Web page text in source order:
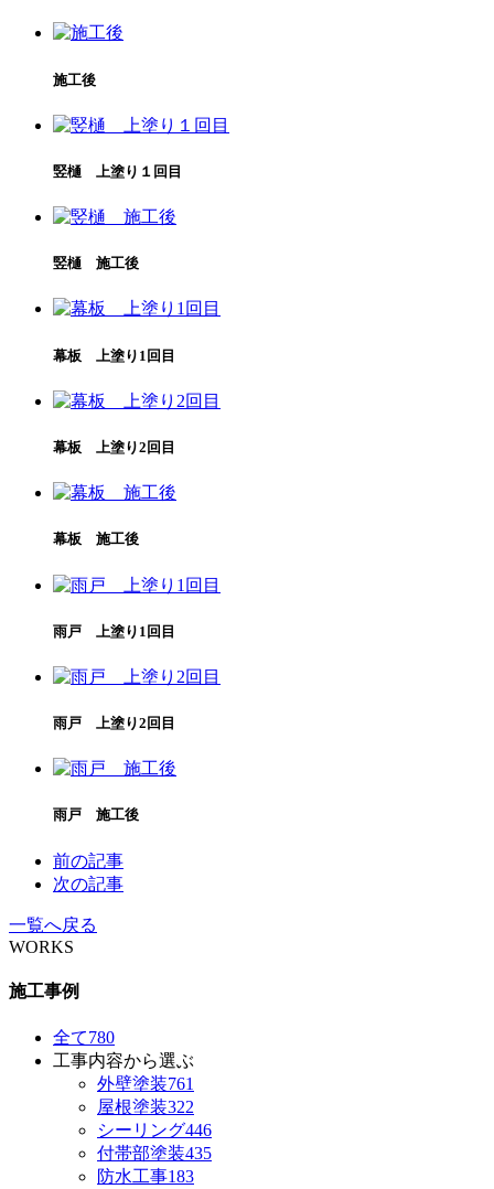
施工後
竪樋 上塗り１回目
竪樋 施工後
幕板 上塗り1回目
幕板 上塗り2回目
幕板 施工後
雨戸 上塗り1回目
雨戸 上塗り2回目
雨戸 施工後
前の記事
次の記事
一覧へ戻る
WORKS
施工事例
全て780
工事内容から選ぶ
外壁塗装761
屋根塗装322
シーリング446
付帯部塗装435
防水工事183